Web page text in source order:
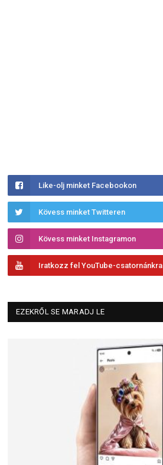
Like-olj minket Facebookon
Kövess minket Twitteren
Kövess minket Instagramon
Iratkozz fel YouTube-csatornánkra
EZEKRŐL SE MARADJ LE